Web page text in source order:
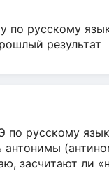
по русскому
результат
по русскому
засчитают ли